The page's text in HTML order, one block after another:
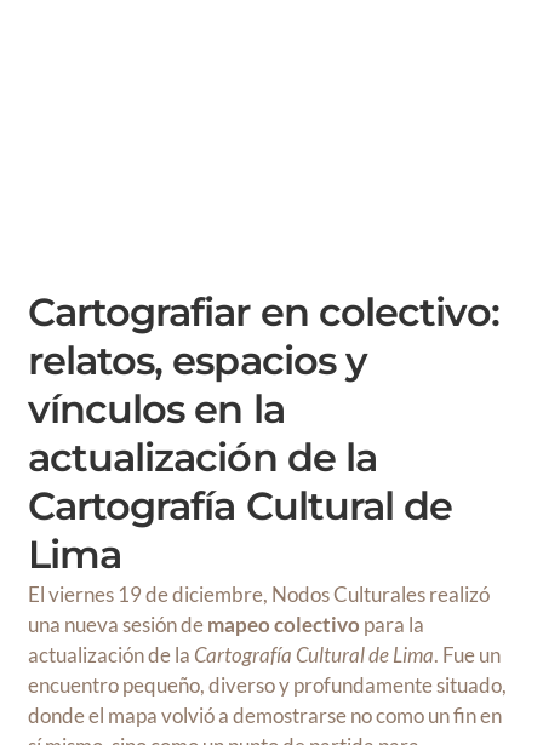
Cartografiar en colectivo:
relatos, espacios y
vínculos en la
actualización de la
Cartografía Cultural de
Lima
El viernes 19 de diciembre, Nodos Culturales realizó
una nueva sesión demapeo colectivo para la
actualización de la Cartografía Cultural de Lima. Fue un
encuentro pequeño, diverso y profundamente situado,
donde el mapa volvió a demostrarse no como un fin en